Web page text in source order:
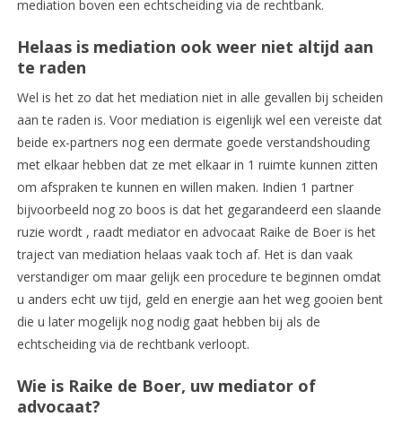
mediation boven een echtscheiding via de rechtbank.
Helaas is mediation ook weer niet altijd aan
te raden
Wel is het zo dat het mediation niet in alle gevallen bij scheiden
aan te raden is. Voor mediation is eigenlijk wel een vereiste dat
beide ex-partners nog een dermate goede verstandshouding
met elkaar hebben dat ze met elkaar in 1 ruimte kunnen zitten
om afspraken te kunnen en willen maken. Indien 1 partner
bijvoorbeeld nog zo boos is dat het gegarandeerd een slaande
ruzie wordt , raadt mediator en advocaat Raike de Boer is het
traject van mediation helaas vaak toch af. Het is dan vaak
verstandiger om maar gelijk een procedure te beginnen omdat
u anders echt uw tijd, geld en energie aan het weg gooien bent
die u later mogelijk nog nodig gaat hebben bij als de
echtscheiding via de rechtbank verloopt.
Wie is Raike de Boer, uw mediator of
advocaat?